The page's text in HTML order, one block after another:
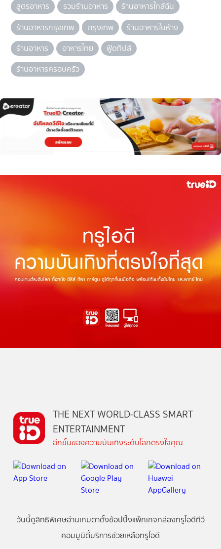
สูตรอาหาร รวมร้านอาหาร
ร้านอาหารใกล้ฉัน
ร้านอาหารกรุงเทพ
กรุงเทพ
ร้านอาหารในห้าง
ร้านอาหาร
อาหารไทย
ฟู้ดทิปส์
ร้านอาหารครอบครัว
THE NEXT WORLD-CLASS SMART
ENTERTAINMENT
อีกขั้นของความบันเทิงระดับโลกตรงใจคุณ
วันนี้ดูสิทธิพิเศษอ่านเกมตาตั้งช้อปปิ้งแพ็กเกจกล่องทรูไอดีทีวี
คอมมูนิตี้บริการช่วยเหลือทรูไอดี